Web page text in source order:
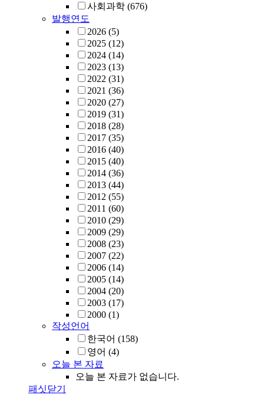
사회과학 (676)
발행연도
2026 (5)
2025 (12)
2024 (14)
2023 (13)
2022 (31)
2021 (36)
2020 (27)
2019 (31)
2018 (28)
2017 (35)
2016 (40)
2015 (40)
2014 (36)
2013 (44)
2012 (55)
2011 (60)
2010 (29)
2009 (29)
2008 (23)
2007 (22)
2006 (14)
2005 (14)
2004 (20)
2003 (17)
2000 (1)
작성언어
한국어 (158)
영어 (4)
오늘 본 자료
오늘 본 자료가 없습니다.
패싯닫기